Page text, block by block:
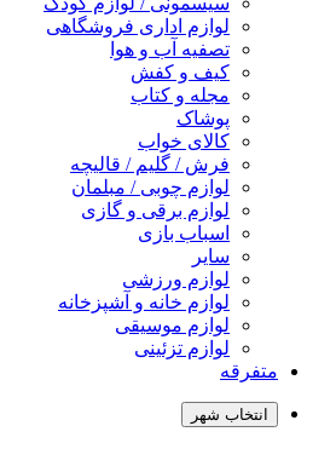
لوازم اداری فروشگاهی
تصفیه آب و هوا
کیف و کفش
مجله و کتاب
پوشاک
کالای خواب
فرش / گلیم / قالیچه
لوازم چوبی / مبلمان
لوازم برقی و گازی
اسباب بازی
سایر
لوازم ورزشی
لوازم خانه و آشپزخانه
لوازم موسیقی
لوازم تزئینی
متفرقه
انتخاب شهر